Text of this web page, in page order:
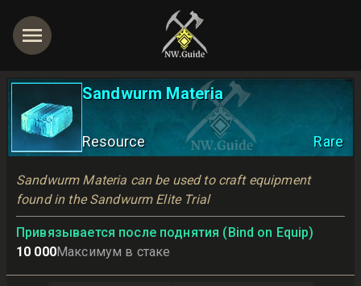
Sandwurm Materia
Resource Rare
Sandwurm Materia can be used to craft equipment
found in the Sandwurm Elite Trial
Привязывается после поднятия (Bind on Equip)
10 000Максимум в стаке